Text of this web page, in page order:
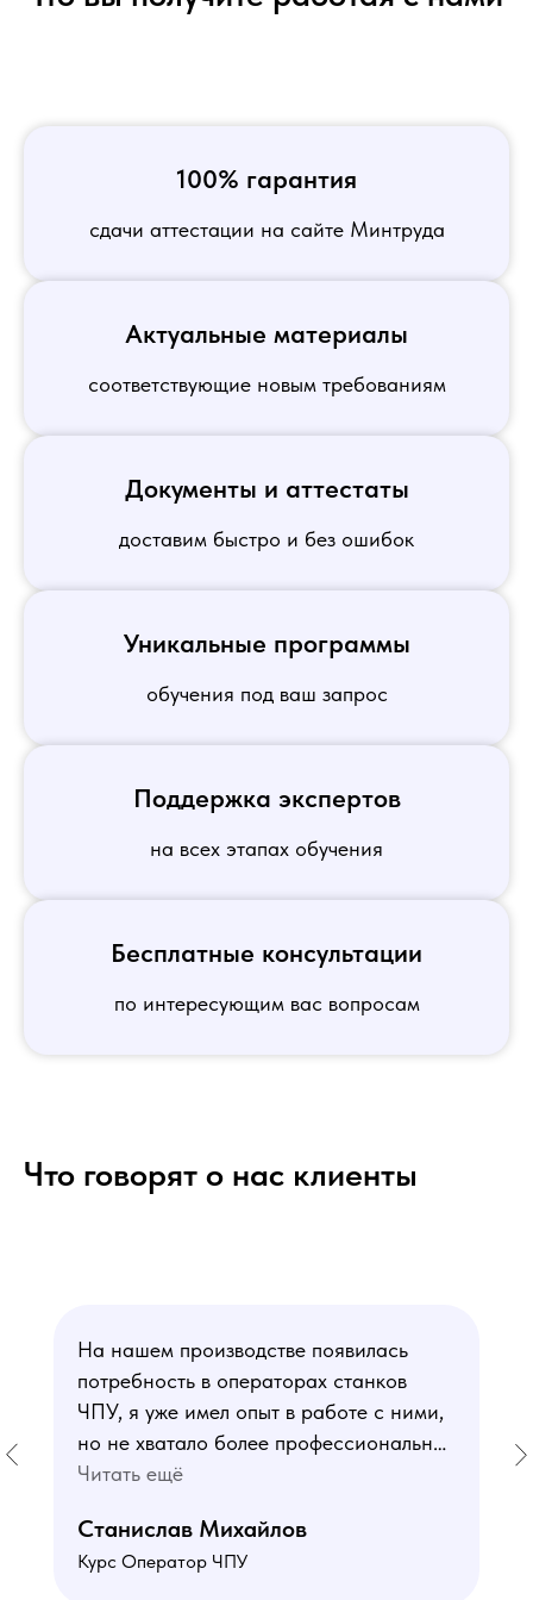
100% гарантия
сдачи аттестации на сайте Минтруда
Актуальные материалы
соответствующие новым требованиям
Документы и аттестаты
доставим быстро и без ошибок
Уникальные программы
обучения под ваш запрос
Поддержка экспертов
на всех этапах обучения
Бесплатные консультации
по интересующим вас вопросам
Что говорят о нас клиенты
На нашем производстве появилась
потребность в операторах станков
ЧПУ, я уже имел опыт в работе с ними,
но не хватало более профессиональных
знаний. В курсе мне понравился блок
и программированию - это как раз то,
чего мне не хватало. Преподаватели
Читать ещё
Станислав Михайлов
Курс Оператор ЧПУ